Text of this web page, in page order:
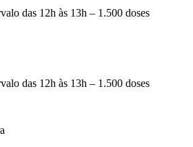
das 12h às 13h – 1.500 doses
das 12h às 13h – 1.500 doses